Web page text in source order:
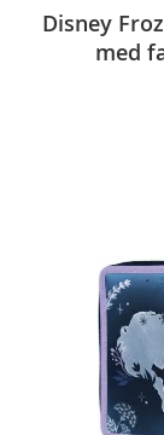
Disney
med